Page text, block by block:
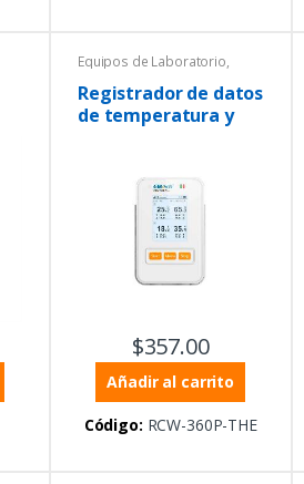
Equipos de Laboratorio,
Temperatura
Termohigrómetros
Registrador de datos
de temperatura y
$357.00
Añadir al carrito
Código: RCW-360P-THE